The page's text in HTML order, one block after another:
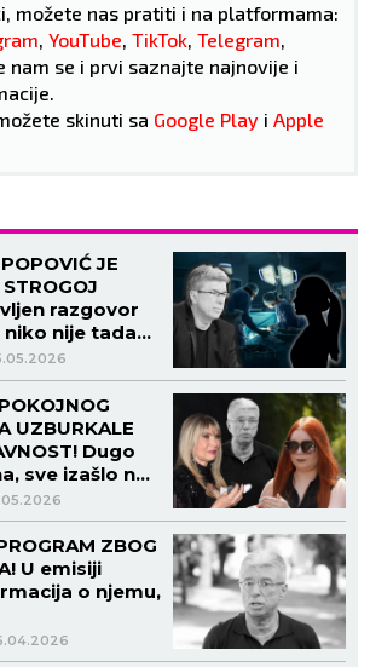
možete nas pratiti i na platformama:
, YouTube, TikTok, Telegram,
nam se i prvi saznajte najnovije i
skinuti sa Google Play i Apple
JE
razgovor
nije tada
UZBURKALE
Dugo
sve izašlo na
godina!
ZBOG
U emisiji
o njemu,